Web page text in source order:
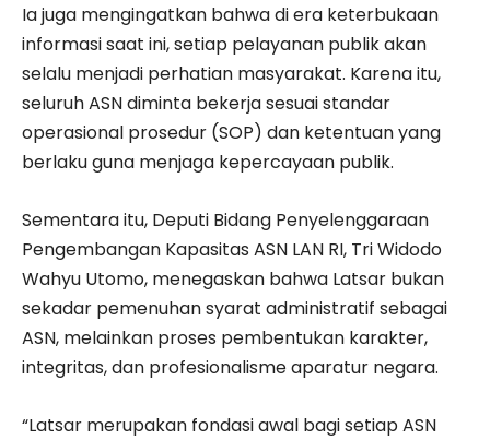
Ia juga mengingatkan bahwa di era keterbukaan
informasi saat ini, setiap pelayanan publik akan
selalu menjadi perhatian masyarakat. Karena itu,
seluruh ASN diminta bekerja sesuai standar
operasional prosedur (SOP) dan ketentuan yang
berlaku guna menjaga kepercayaan publik.
Sementara itu, Deputi Bidang Penyelenggaraan
Pengembangan Kapasitas ASN LAN RI, Tri Widodo
Wahyu Utomo, menegaskan bahwa Latsar bukan
sekadar pemenuhan syarat administratif sebagai
ASN, melainkan proses pembentukan karakter,
integritas, dan profesionalisme aparatur negara.
“Latsar merupakan fondasi awal bagi setiap ASN